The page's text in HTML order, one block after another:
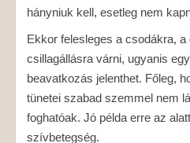
hányniuk kell, esetleg nem
Ekkor felesleges a csodákra,
csillagállásra várni, ugyanis
beavatkozás jelenthet. Főleg,
tünetei szabad szemmel nem
foghatóak. Jó példa erre az
szívbetegség.